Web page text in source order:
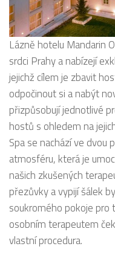
Lázně hotelu Mandarin
srdci Prahy a nabízejí
jejichž cílem je zbavit
odpočinout si a nabýt
přizpůsobují jednotlivé
hostů s ohledem na
Spa se nachází ve dvou
atmosféru, která je
našich zkušených
přezůvky a vypijí šálek
soukromého pokoje pro
osobním terapeutem
vlastní procedura.